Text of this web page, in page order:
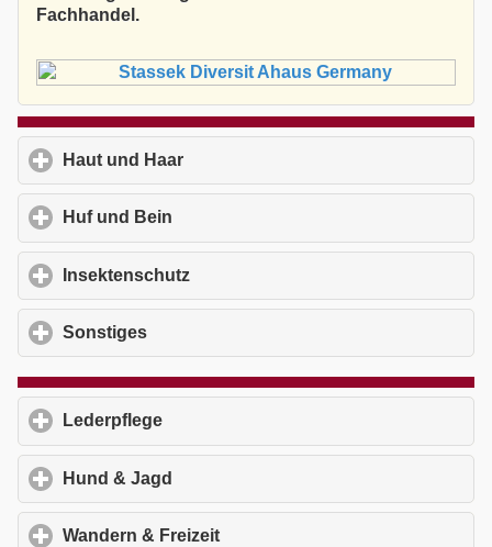
Fachhandel.
Haut und Haar
Huf und Bein
Insektenschutz
Sonstiges
Lederpflege
Hund & Jagd
Wandern & Freizeit